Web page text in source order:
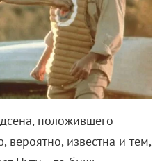
положившего
известна и тем,
для тренировок) ни
В центре его